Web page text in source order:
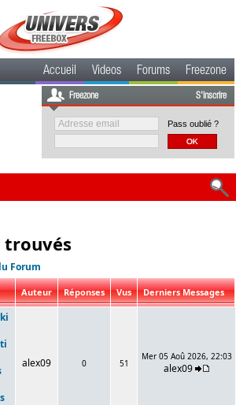
Accueil Videos Forums Freezone
Freezone S'inscrire
Pass oublié ?
trouvés
Forum
Auteur Réponses Vus Derniers Messages
alex09 0 51
Mer 05 Aoû 2026, 22:03
alex09